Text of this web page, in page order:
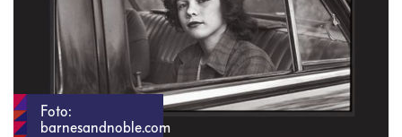
Foto:
barnesandnoble.com